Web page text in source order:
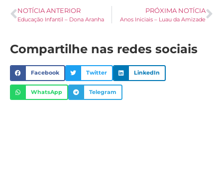
NOTÍCIA ANTERIOR
Educação Infantil – Dona Aranha
PRÓXIMA NOTÍCIA
Anos Iniciais – Luau da Amizade
Compartilhe nas redes sociais
Facebook Twitter LinkedIn
WhatsApp Telegram